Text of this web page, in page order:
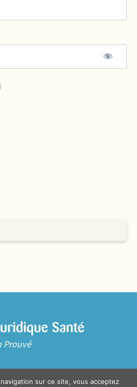
Prouvé
70 10
sur ce site, vous acceptez